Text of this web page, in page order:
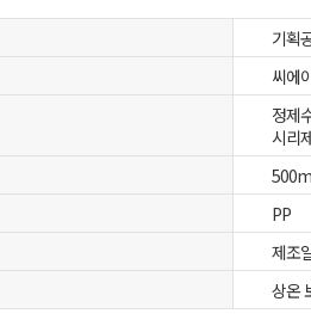
기획
씨에
정제
시리
PP
제조
상온